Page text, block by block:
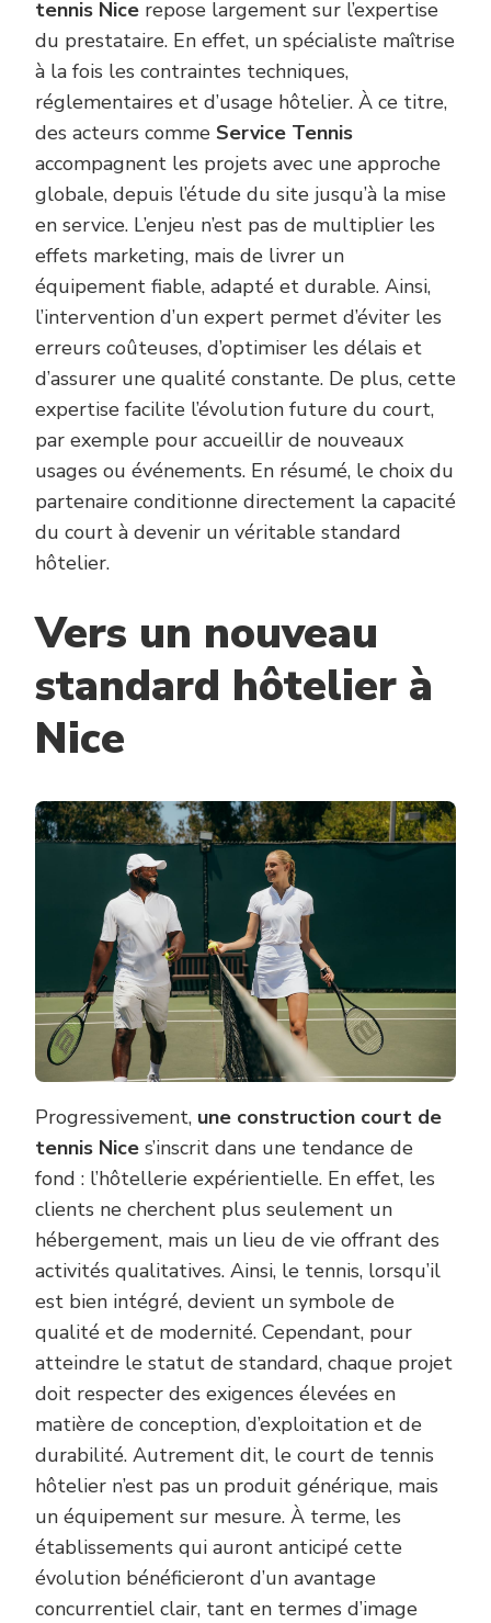
tennis Nice repose largement sur l’expertise
du prestataire. En effet, un spécialiste maîtrise
à la fois les contraintes techniques,
réglementaires et d’usage hôtelier. À ce titre,
des acteurs comme Service Tennis
accompagnent les projets avec une approche
globale, depuis l’étude du site jusqu’à la mise
en service. L’enjeu n’est pas de multiplier les
effets marketing, mais de livrer un
équipement fiable, adapté et durable. Ainsi,
l’intervention d’un expert permet d’éviter les
erreurs coûteuses, d’optimiser les délais et
d’assurer une qualité constante. De plus, cette
expertise facilite l’évolution future du court,
par exemple pour accueillir de nouveaux
usages ou événements. En résumé, le choix du
partenaire conditionne directement la capacité
du court à devenir un véritable standard
hôtelier.
Vers un nouveau
standard hôtelier à
Nice
Progressivement, une construction court de
tennis Nice s’inscrit dans une tendance de
fond : l’hôtellerie expérientielle. En effet, les
clients ne cherchent plus seulement un
hébergement, mais un lieu de vie offrant des
activités qualitatives. Ainsi, le tennis, lorsqu’il
est bien intégré, devient un symbole de
qualité et de modernité. Cependant, pour
atteindre le statut de standard, chaque projet
doit respecter des exigences élevées en
matière de conception, d’exploitation et de
durabilité. Autrement dit, le court de tennis
hôtelier n’est pas un produit générique, mais
un équipement sur mesure. À terme, les
établissements qui auront anticipé cette
évolution bénéficieront d’un avantage
concurrentiel clair, tant en termes d’image